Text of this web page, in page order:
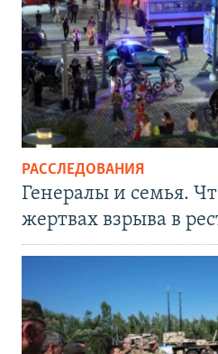
РАССЛЕДОВАНИЯ
Генералы и семья.
жертвах взрыва в